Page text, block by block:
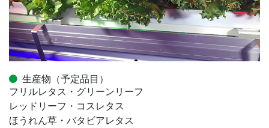
生産物（予定品目）
フリルレタス・グリーンリーフ
レッドリーフ・コスレタス
ほうれん草・バタビアレタス